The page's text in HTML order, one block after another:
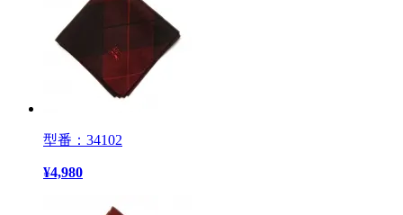
型番：34102
¥4,980